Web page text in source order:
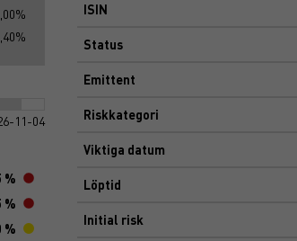
11-04
%
%
%
ISIN
Status
Emittent
Riskkategori
Viktiga datum
Löptid
Initial risk